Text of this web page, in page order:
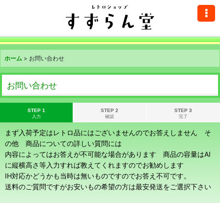
ホーム > お問い合わせ
お問い合わせ
STEP 1
入力
STEP 2
確認
STEP 3
完了
まず入荷予定はレトロ品にはございませんのでお答えしません そ
の他 商品についての詳しい質問には
内容によってはお答えが不可能な場合があります 商品の容量はAI
に縦横高さ等入力すれば教えてくれますのでお勧めします
IH対応かどうかも当時は無いものですのでお答え不可です。
送料のご質問ですがお安いもの希望の方は最安発送をご選択下さい